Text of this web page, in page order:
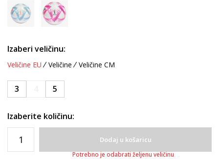
Izaberi veličinu:
Veličine EU Veličine Veličine CM
3 5
Izaberite količinu:
Dodaj u košaricu
Potrebno je odabrati željenu veličinu